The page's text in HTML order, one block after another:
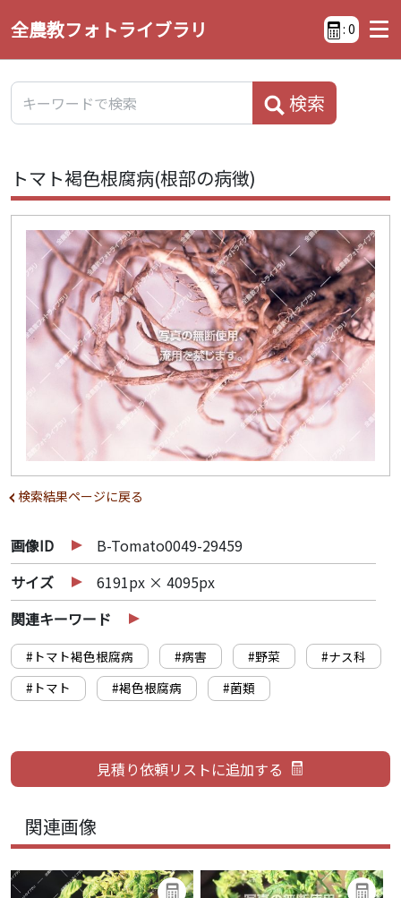
全農教フォトライブラリ : 0
検索
トマト褐色根腐病(根部の病徴)
検索結果ページに戻る
画像ID
B-Tomato0049-29459
サイズ
6191px × 4095px
関連キーワード
#トマト褐色根腐病 #病害 #野菜
#ナス科
#トマト
#褐色根腐病 #菌類
関連画像